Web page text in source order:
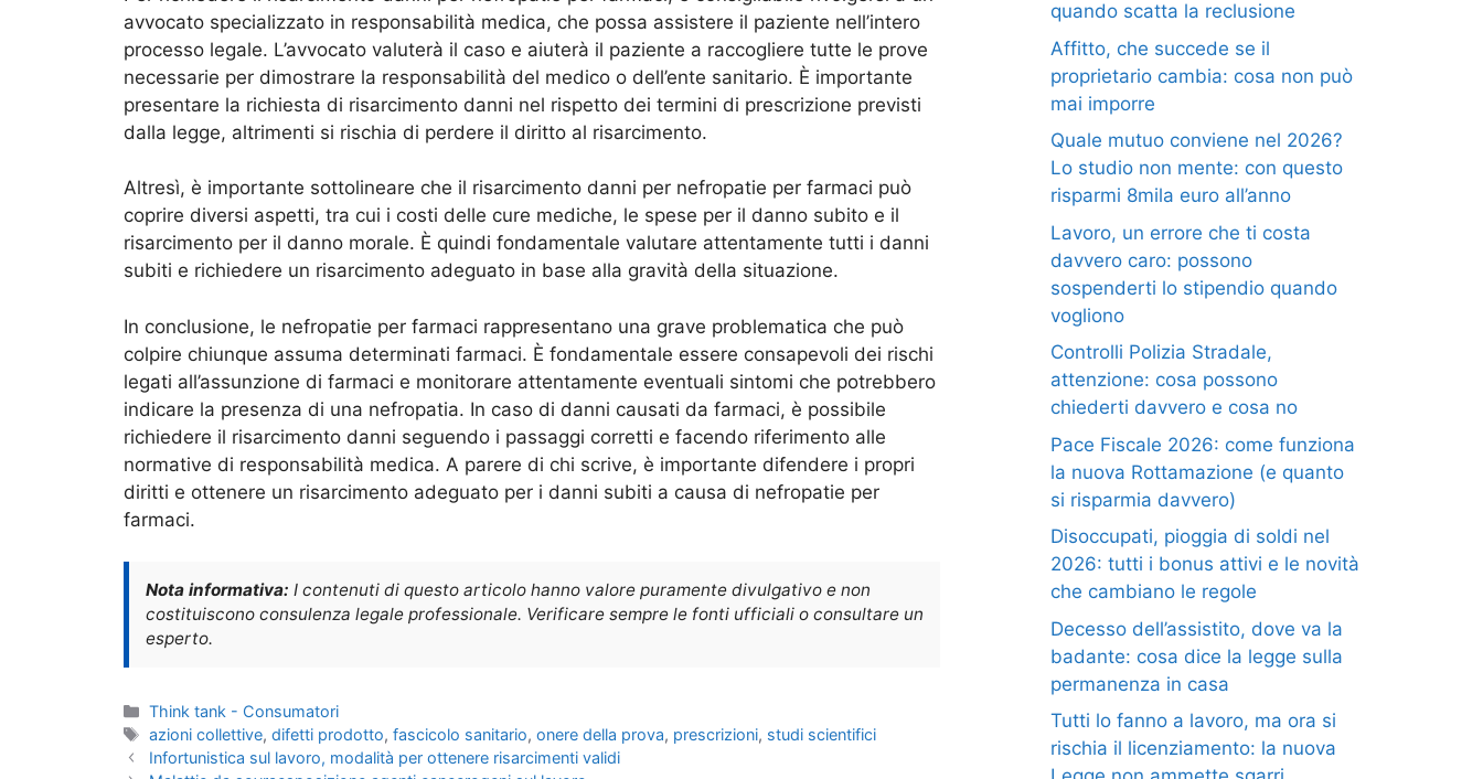
avvocato specializzato in responsabilità medica, che possa assistere il paziente nell’intero
processo legale. L’avvocato valuterà il caso e aiuterà il paziente a raccogliere tutte le prove
necessarie per dimostrare la responsabilità del medico o dell’ente sanitario. È importante
presentare la richiesta di risarcimento danni nel rispetto dei termini di prescrizione previsti
dalla legge, altrimenti si rischia di perdere il diritto al risarcimento.
Altresì, è importante sottolineare che il risarcimento danni per nefropatie per farmaci può
coprire diversi aspetti, tra cui i costi delle cure mediche, le spese per il danno subito e il
risarcimento per il danno morale. È quindi fondamentale valutare attentamente tutti i danni
subiti e richiedere un risarcimento adeguato in base alla gravità della situazione.
In conclusione, le nefropatie per farmaci rappresentano una grave problematica che può
colpire chiunque assuma determinati farmaci. È fondamentale essere consapevoli dei rischi
legati all’assunzione di farmaci e monitorare attentamente eventuali sintomi che potrebbero
indicare la presenza di una nefropatia. In caso di danni causati da farmaci, è possibile
richiedere il risarcimento danni seguendo i passaggi corretti e facendo riferimento alle
normative di responsabilità medica. A parere di chi scrive, è importante difendere i propri
diritti e ottenere un risarcimento adeguato per i danni subiti a causa di nefropatie per
farmaci.
Nota informativa: I contenuti di questo articolo hanno valore puramente divulgativo e non
costituiscono consulenza legale professionale. Verificare sempre le fonti ufficiali o consultare un
esperto.
Categorie
Think tank - Consumatori
Tag
azioni collettive,difetti prodotto,fascicolo sanitario,onere della prova, prescrizioni, studi scientifici
Infortunistica sul lavoro, modalità per ottenere risarcimenti validi
quando scatta la reclusione
Affitto, che succede se il
proprietario cambia: cosa non può
mai imporre
Quale mutuo conviene nel 2026?
Lo studio non mente: con questo
risparmi 8mila euro all’anno
Lavoro, un errore che ti costa
davvero caro: possono
sospenderti lo stipendio quando
vogliono
Controlli Polizia Stradale,
attenzione: cosa possono
chiederti davvero e cosa no
Pace Fiscale 2026: come funziona
la nuova Rottamazione (e quanto
si risparmia davvero)
Disoccupati, pioggia di soldi nel
2026: tutti i bonus attivi e le novità
che cambiano le regole
Decesso dell’assistito, dove va la
badante: cosa dice la legge sulla
permanenza in casa
Tutti lo fanno a lavoro, ma ora si
rischia il licenziamento: la nuova